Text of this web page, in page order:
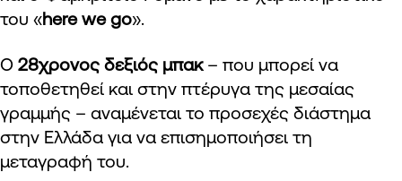
του «here we go».
Ο 28χρονος δεξιός μπακ– που μπορεί να
τοποθετηθεί και στην πτέρυγα της μεσαίας
γραμμής – αναμένεται το προσεχές διάστημα
στην Ελλάδα για να επισημοποιήσει τη
μεταγραφή του.